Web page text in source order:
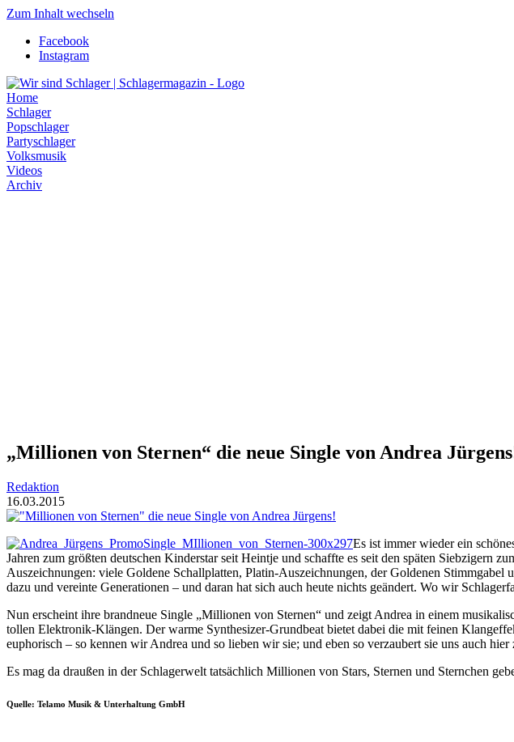
Zum Inhalt wechseln
Facebook
Instagram
Home
Schlager
Popschlager
Partyschlager
Volksmusik
Videos
Archiv
„Millionen von Sternen“ die neue Single von Andrea
Redaktion
16.03.2015
Es ist immer wieder ein
Jahren zum größten deutschen Kinderstar seit Heintje und schaffte es seit den späten Siebzigern
Auszeichnungen: viele Goldene Schallplatten, Platin-Auszeichnungen, der Goldenen
dazu und vereinte Generationen – und daran hat sich auch heute nichts geändert. Wo wir
Nun erscheint ihre brandneue Single „Millionen von Sternen“ und zeigt Andrea in einem
tollen Elektronik-Klängen. Der warme Synthesizer-Grundbeat bietet dabei die mit feinen
euphorisch – so kennen wir Andrea und so lieben wir sie; und eben so verzaubert sie uns auch
Es mag da draußen in der Schlagerwelt tatsächlich Millionen von Stars, Sternen und Sternchen
Quelle: Telamo Musik & Unterhaltung GmbH